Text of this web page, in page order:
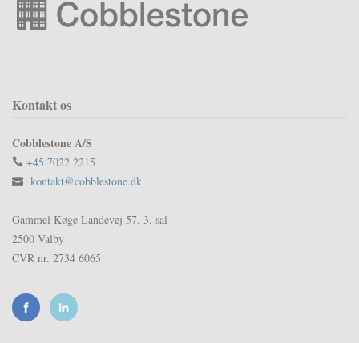
Kontakt os
Cobblestone A/S
+45 7022 2215
kontakt@cobblestone.dk
Gammel Køge Landevej 57, 3. sal
2500 Valby
CVR nr. 2734 6065